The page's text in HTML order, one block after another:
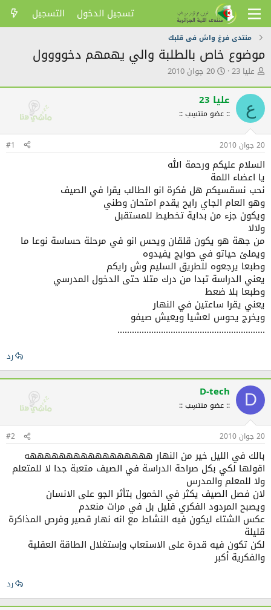
تسجيل الدخول التسجيل
منتدى فرغ واش فى قلبك
موضوع خاص بالطلبة والي يهمهم دخوووول
ك
ت
ب
ا
ل
م
و
ض
و
ع
عليا 23 ت
ر
ي
خ
ل
ش
ر
20 جوان 2010
ع عليا 23
:: عضو منتسِب ::
20 جوان 2010 #1
السلام عليكم ورحمة الله
يا اعضاء اللمة
نحب نسقسيكم هل فكرة انو الطالب يقرا في الصيف
وهو العام الجاي رايح يقدم امتحان وطني
ويكون جزء من بداية تخطيط للمستقبل
ولالا
من جهة هو يكون قلقان ويحس انو في مرحلة حساسة نوعا ما
ويملئ حياتو في حوايج يفيدوه
وطبعا يرجعوه للطريق السليم وش رايكم
يعني الدراسة تبدا من درك متلا حتى الدخول المدرسي
وطبعا بلا ضعط
يعني يقرا ساعتين في النهار
ويخرج يحوس لعشيا ويعيش صيفو
.............................................................
رد
D
D-tech
:: عضو منتسِب ::
20 جوان 2010 #2
بالك في الليل خير من النهار هههههههههههههههههه
اقولها لكي بكل صراحة الدراسة في الصيف متعبة جدا لا للمتعلم
ولا للمعلم والمدرس
لان فصل الصيف يكثر في الخمول بتأثر الجو على الانسان
ويصبح المردود الفكري قليل بل في مرات منعدم
عكس الشتاء ليكون فيه النشاط مع انه نهار قصير وفرص المذاكرة
قليلة
لكن تكون فيه قدرة على الاستعاب وإستغلال الطاقة العقلية
والفكرية أكبر
رد